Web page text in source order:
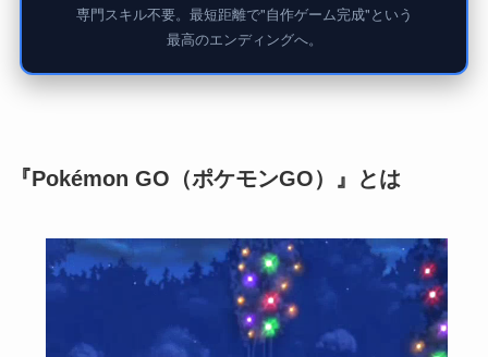
専門スキル不要。最短距離で"自作ゲーム完成"という
最高のエンディングへ。
『Pokémon GO（ポケモンGO）』とは